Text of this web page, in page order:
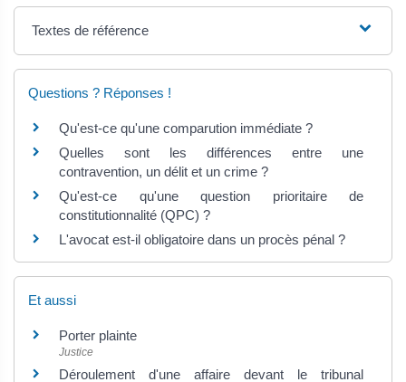
Textes de référence
Questions ? Réponses !
Qu'est-ce qu'une comparution immédiate ?
Quelles sont les différences entre une
contravention, un délit et un crime ?
Qu'est-ce qu'une question prioritaire de
constitutionnalité (QPC) ?
L'avocat est-il obligatoire dans un procès pénal ?
Et aussi
Porter plainte
Justice
Déroulement d'une affaire devant le tribunal